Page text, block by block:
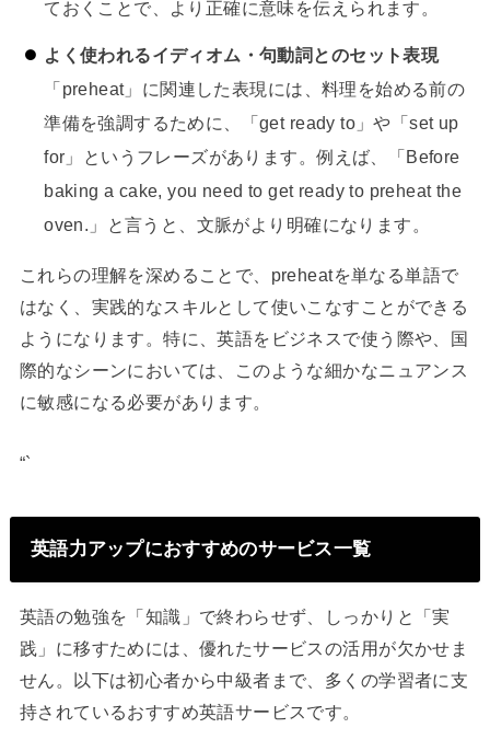
ておくことで、より正確に意味を伝えられます。
よく使われるイディオム・句動詞とのセット表現
「preheat」に関連した表現には、料理を始める前の
準備を強調するために、「get ready to」や「set up
for」というフレーズがあります。例えば、「Before
baking a cake, you need to get ready to preheat the
oven.」と言うと、文脈がより明確になります。
これらの理解を深めることで、preheatを単なる単語で
はなく、実践的なスキルとして使いこなすことができる
ようになります。特に、英語をビジネスで使う際や、国
際的なシーンにおいては、このような細かなニュアンス
に敏感になる必要があります。
“`
英語力アップにおすすめのサービス一覧
英語の勉強を「知識」で終わらせず、しっかりと「実
践」に移すためには、優れたサービスの活用が欠かせま
せん。以下は初心者から中級者まで、多くの学習者に支
持されているおすすめ英語サービスです。